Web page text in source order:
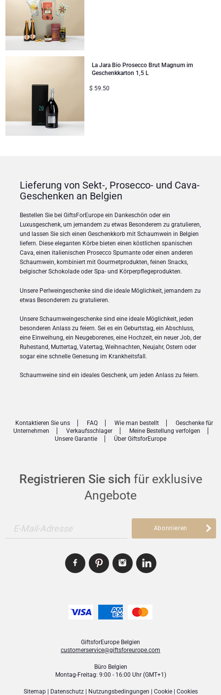
La Jara Bio Prosecco Brut Magnum im
Geschenkkarton 1,5 L
$ 59.50
Lieferung von Sekt-, Prosecco- und Cava-
Geschenken an Belgien
Bestellen Sie bei GiftsForEurope ein Dankeschön oder ein
Luxusgeschenk, um jemandem zu etwas Besonderem zu gratulieren,
und lassen Sie sich einen Geschenkkorb mit Schaumwein in Belgien
liefern. Diese eleganten Körbe bieten einen köstlichen spanischen
Cava, einen italienischen Prosecco Spumante oder einen anderen
Schaumwein, kombiniert mit Gourmetprodukten, feinen Snacks,
belgischer Schokolade oder Spa- und Körperpflegeprodukten.
Unsere Perlweingeschenke sind die ideale Möglichkeit, jemandem zu
etwas Besonderem zu gratulieren.
Unsere Schaumweingeschenke sind eine ideale Möglichkeit, jeden
besonderen Anlass zu feiern. Sei es ein Geburtstag, ein Abschluss,
eine Einweihung, ein Neugeborenes, eine Hochzeit, ein neuer Job, der
Ruhestand, Muttertag, Vatertag, Weihnachten, Neujahr, Ostern oder
sogar eine schnelle Genesung im Krankheitsfall.
Schaumweine sind ein ideales Geschenk, um jeden Anlass zu feiern.
Registrieren Sie sich für exklusive
Angebote
E-Mail-Adresse Abonnieren
Kontaktieren Sie uns FAQ Wie man bestellt
Geschenke für
Unternehmen
Verkaufsschlager
Meine Bestellung verfolgen
Unsere Garantie
Über GiftsforEurope
GiftsforEurope Belgien
customerservice@giftsforeurope.com
Büro Belgien
Montag-Freitag: 9:00 - 16:00 Uhr (GMT+1)
Sitemap| Datenschutz| Nutzungsbedingungen Cookie| Cookies